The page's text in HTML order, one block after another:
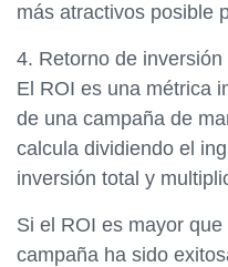
más atractivos posible
4. Retorno de inversión
El ROI es una métrica
de una campaña de
calcula dividiendo el
inversión total y
Si el ROI es mayor
campaña ha sido